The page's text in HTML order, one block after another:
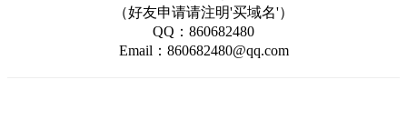
（好友申请请注明'买域名'）
QQ：860682480
Email：860682480@qq.com